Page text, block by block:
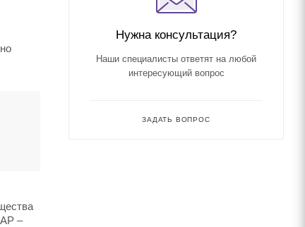
–
Нужна консультация?
Наши специалисты ответят на любой
интересующий вопрос
ЗАДАТЬ ВОПРОС